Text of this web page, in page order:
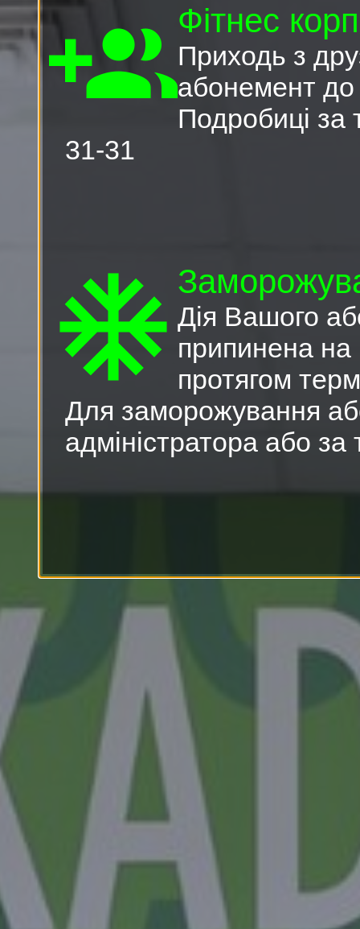
group_addФітнес
Приходь з
абонемент
Подробиці за
31-31
ac_unit Дія Вашого
припинена на
протягом
Для заморожування
адміністратора або